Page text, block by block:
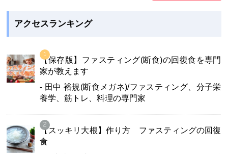
アクセスランキング
【保存版】ファスティング(断食)の回復食を専門
家が教えます
- 田中 裕規(断食メガネ)/ファスティング、分子栄
養学、筋トレ、料理の専門家
【スッキリ大根】作り方 ファスティングの回復
食